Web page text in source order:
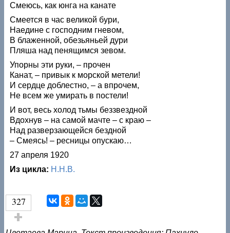
Смеюсь, как юнга на канате
Смеется в час великой бури,
Наедине с господним гневом,
В блаженной, обезьяньей дури
Пляша над пенящимся зевом.
Упорны эти руки, – прочен
Канат, – привык к морской метели!
И сердце доблестно, – а впрочем,
Не всем же умирать в постели!
И вот, весь холод тьмы беззвездной
Вдохнув – на самой мачте – с краю –
Над разверзающейся бездной
– Смеясь! – ресницы опускаю…
27 апреля 1920
Из цикла: Н.Н.B.
327
Голос за!